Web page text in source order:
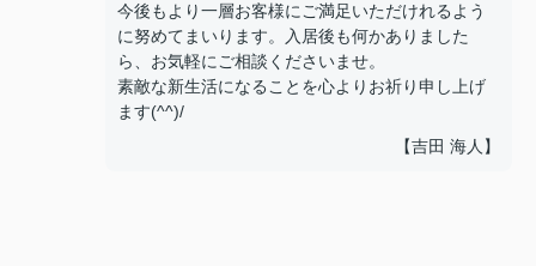
今後もより一層お客様にご満足いただけれるよう
に努めてまいります。入居後も何かありました
ら、お気軽にご相談くださいませ。
素敵な新生活になることを心よりお祈り申し上げ
ます(^^)/
【吉田 海人】